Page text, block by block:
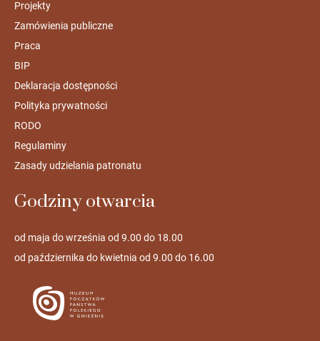
Projekty
Zamówienia publiczne
Praca
BIP
Deklaracja dostępności
Polityka prywatności
RODO
Regulaminy
Zasady udzielania patronatu
Godziny otwarcia
od maja do września od 9.00 do 18.00
od października do kwietnia od 9.00 do 16.00